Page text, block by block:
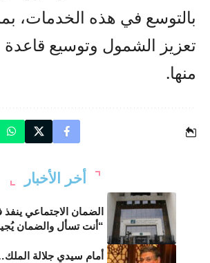
بالتوسع في هذه الخدمات،
تعزيز الشمول وتوسيع قاعدة
منها.
أخر الأخبار
الضمان الاجتماعي
“أنت تسأل والضمان
أمام سيدي جلالة